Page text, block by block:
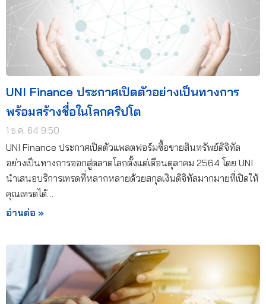
UNI Finance ประกาศเปิดตัวอย่างเป็นทางการ
พร้อมสร้างชื่อในโลกคริปโต
1 ธ.ค. 64 9:50
UNI Finance ประกาศเปิดตัวแพลตฟอร์มซื้อขายสินทรัพย์ดิจิทัล
อย่างเป็นทางการออกสู่ตลาดโลกตั้งแต่เดือนตุลาคม 2564 โดย UNI
นำเสนอบริการเทรดที่หลากหลายด้วยสกุลเงินดิจิทัลมากมายที่เปิดให้
คุณเทรดได้…
อ่านต่อ »